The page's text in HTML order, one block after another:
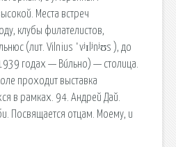
Места встреч
клубы филателистов,
(лит. Vilnius ˈvʲɪlʲnʲʊs ), до
годах — Ви́льно) — столица.
проходит выставка
в рамках. 94. Андрей Дай.
Посвящается отцам. Моему, и